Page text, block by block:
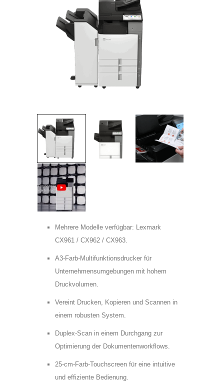
TEAM HARANT GMBH & CO. KG
Telefon:
Mehrere Modelle verfügbar: Lexmark
CX961 / CX962 / CX963.
A3-Farb-Multifunktionsdrucker für
Unternehmensumgebungen mit hohem
Druckvolumen.
Vereint Drucken, Kopieren und Scannen in
einem robusten System.
Duplex-Scan in einem Durchgang zur
Optimierung der Dokumentenworkflows.
25-cm-Farb-Touchscreen für eine intuitive
und effiziente Bedienung.